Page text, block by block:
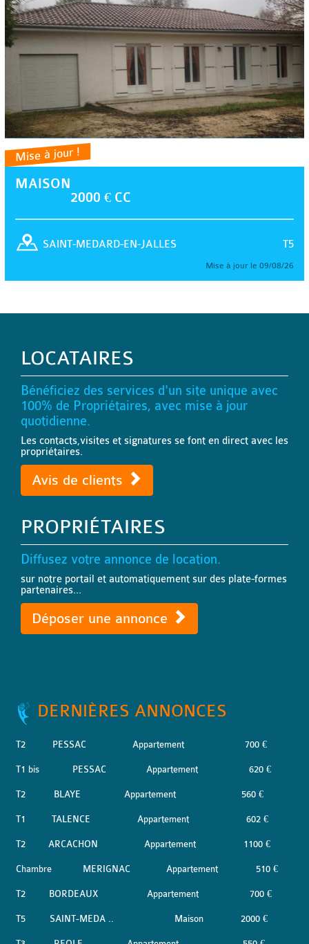
Mise à jour !
MAISON
2000 € CC
T5
SAINT-MEDARD-EN-JALLES
Mise à jour le 09/08/26
LOCATAIRES
Bénéficiez des services d'un site unique avec
100% de Propriétaires, avec mise à jour
quotidienne.
Les contacts,visites et signatures se font en direct avec les
propriétaires.
Avis de clients
PROPRIÉTAIRES
Diffusez votre annonce de location.
sur notre portail et automatiquement sur des plate-formes
partenaires...
Déposer une annonce
DERNIÈRES ANNONCES
T2 PESSAC Appartement 700 €
T1 bis PESSAC Appartement 620 €
T2 BLAYE Appartement 560 €
T1 TALENCE Appartement 602 €
T2 ARCACHON Appartement 1100 €
Chambre MERIGNAC Appartement 510 €
T2 BORDEAUX Appartement 700 €
T5 SAINT-MEDA .. Maison 2000 €